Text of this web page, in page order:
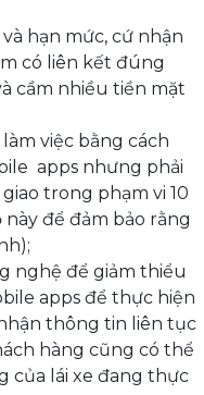
hạn mức, cứ nhận
có liên kết đúng
cầm nhiều tiền mặt
việc bằng cách
apps nhưng phải
trong phạm vi 10
để đảm bảo rằng
nghệ để giảm thiểu
apps để thực hiện
thông tin liên tục
hàng cũng có thể
của lái xe đang thực